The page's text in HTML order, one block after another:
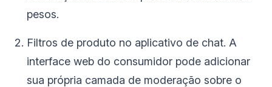
pesos.
Filtros de produto no aplicativo de chat. A
interface web do consumidor pode adicionar
sua própria camada de moderação sobre o